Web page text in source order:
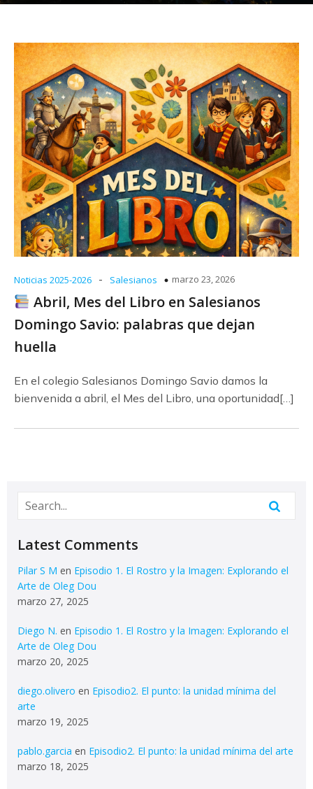
Noticias 2025-2026 - Salesianos marzo 23, 2026
Abril, Mes del Libro en Salesianos
Domingo Savio: palabras que dejan
huella
En el colegio Salesianos Domingo Savio damos la
bienvenida a abril, el Mes del Libro, una oportunidad[…]
Latest Comments
Pilar S M en Episodio 1. El Rostro y la Imagen: Explorando el
Arte de Oleg Dou
marzo 27, 2025
Diego N. en Episodio 1. El Rostro y la Imagen: Explorando el
Arte de Oleg Dou
marzo 20, 2025
diego.olivero en Episodio2. El punto: la unidad mínima del
arte
marzo 19, 2025
pablo.garcia en Episodio2. El punto: la unidad mínima del arte
marzo 18, 2025